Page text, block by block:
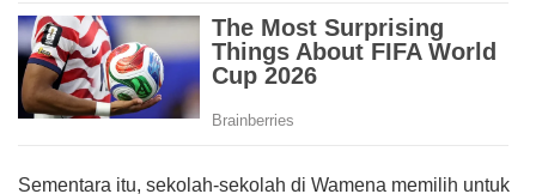
Sementara itu, sekolah-sekolah di Wamena memilih untuk